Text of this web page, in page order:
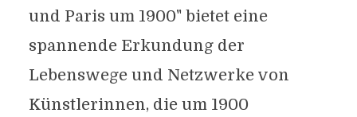
und Paris um 1900" bietet eine
spannende Erkundung der
Lebenswege und Netzwerke von
Künstlerinnen, die um 1900